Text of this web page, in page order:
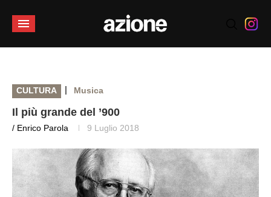
CULTURA | Musica
Il più grande del ’900
/ Enrico Parola 9 Luglio 2018